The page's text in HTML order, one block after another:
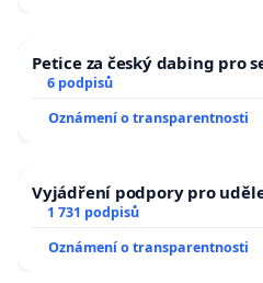
Petice za český dabing pro
6 podpisů
Oznámení o transparentnosti
Vyjádření podpory pro
1 731 podpisů
Oznámení o transparentnosti